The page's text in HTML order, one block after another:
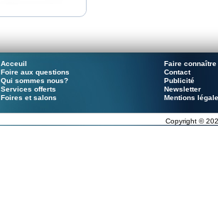
Acceuil
Foire aux questions
Qui sommes nous?
Services offerts
Foires et salons
Faire
Contact
Publicité
Newsletter
Mentions
Copyright ©